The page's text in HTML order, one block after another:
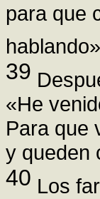
para que
39
«He
Para que
y queden
40 Los